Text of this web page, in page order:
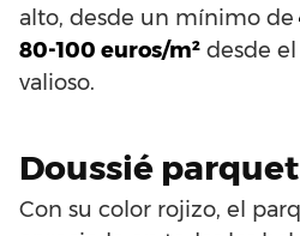
alto, desde un mínimo de
80-100 euros/m² desde
valioso.
Doussié parquet
Con su color rojizo, el